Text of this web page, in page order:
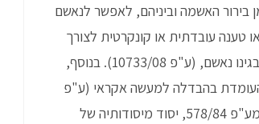
האשמה וביניהם, לאפשר לנאשם
טענה עובדתית או קונקרטית לצורך
הגנתו, "עדות שיטה", כדי להוכיח שיטה מיוחדת בה נקט הנאשם גם לצורך המעשה הנוכחי בגינו נאשם, (ע"פ 10733/08). בנוסף,
העומדת בהבדלה למעשה אקראי (ע"פ
411/04 ו-ע"פ 3731/12). וחריג אחרון לפיו הדרישה הקודמת שהוצגה לעיל, מהווה, כעולה מע"פ 578/84, יסוד מיסודותיה של